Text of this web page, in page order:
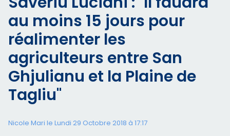
au moins 15 jours pour
réalimenter les
agriculteurs entre San
Ghjulianu et la Plaine de
Tagliu"
Nicole Mari le Lundi 29 Octobre 2018 à 17:17